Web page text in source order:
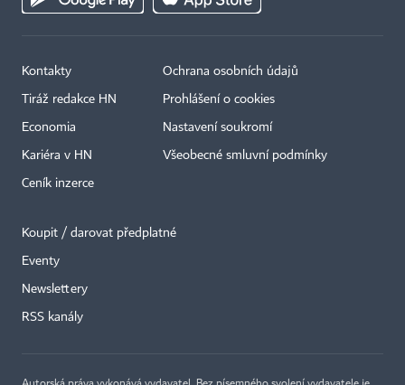
Kontakty
Tiráž redakce HN
Economia
Kariéra v HN
Ceník inzerce
Ochrana osobních údajů
Prohlášení o cookies
Nastavení soukromí
Všeobecné smluvní podmínky
Koupit / darovat předplatné
Eventy
Newslettery
RSS kanály